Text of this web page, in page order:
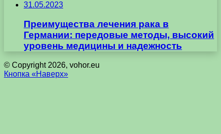
31.05.2023
Преимущества лечения рака в
Германии: передовые методы, высокий
уровень медицины и надежность
© Copyright 2026, vohor.eu
Кнопка «Наверх»